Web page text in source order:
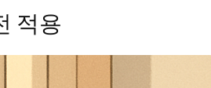
적용